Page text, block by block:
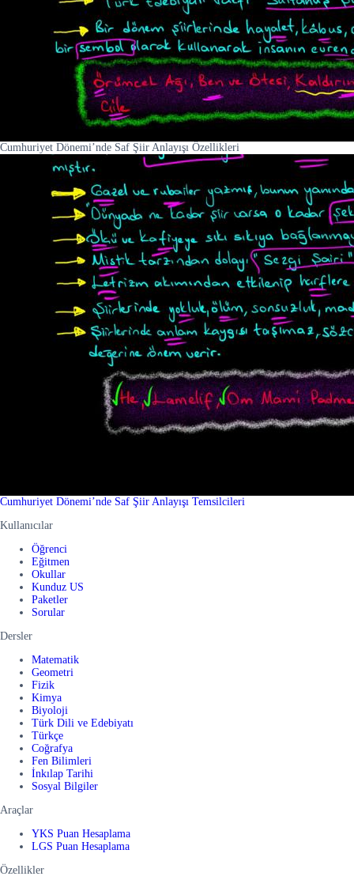
Cumhuriyet Dönemi’nde Saf Şiir Anlayışı Özellikleri
Cumhuriyet Dönemi’nde Saf Şiir Anlayışı Temsilcileri
Kullanıcılar
Öğrenci
Eğitmen
Okullar
Kunduz US
Paketler
Sorular
Dersler
Matematik
Geometri
Fizik
Kimya
Biyoloji
Türk Dili ve Edebiyatı
Türkçe
Coğrafya
Fen Bilimleri
İnkılap Tarihi
Sosyal Bilgiler
Araçlar
YKS Puan Hesaplama
LGS Puan Hesaplama
Özellikler